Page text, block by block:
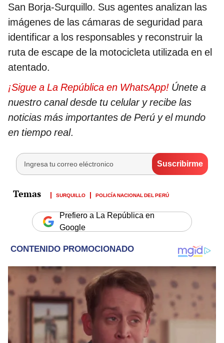
San Borja-Surquillo. Sus agentes analizan las
imágenes de las cámaras de seguridad para
identificar a los responsables y reconstruir la
ruta de escape de la motocicleta utilizada en el
atentado.
¡Sigue a La República en WhatsApp! Únete a
nuestro canal desde tu celular y recibe las
noticias más importantes de Perú y el mundo
en tiempo real.
SURQUILLO POLICÍA NACIONAL DEL PERÚ
Prefiero a La República en
Google